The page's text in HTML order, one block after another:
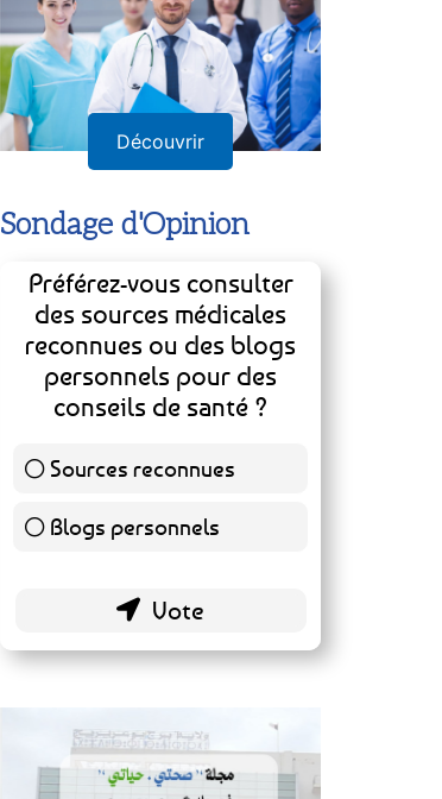
Découvrir
Sondage d'Opinion
Préférez-vous consulter
des sources médicales
reconnues ou des blogs
personnels pour des
conseils de santé ?
Sources reconnues
139 ( 73.16 % )
Blogs personnels51 ( 26.84 % )